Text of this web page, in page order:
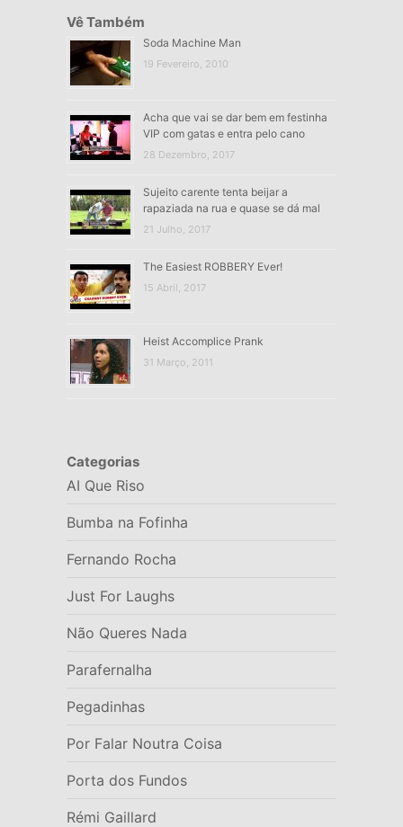
Vê Também
Soda Machine Man
19 Fevereiro, 2010
Acha que vai se dar bem em festinha
VIP com gatas e entra pelo cano
28 Dezembro, 2017
Sujeito carente tenta beijar a
rapaziada na rua e quase se dá mal
21 Julho, 2017
The Easiest ROBBERY Ever!
15 Abril, 2017
Heist Accomplice Prank
31 Março, 2011
Categorias
AI Que Riso
Bumba na Fofinha
Fernando Rocha
Just For Laughs
Não Queres Nada
Parafernalha
Pegadinhas
Por Falar Noutra Coisa
Porta dos Fundos
Rémi Gaillard